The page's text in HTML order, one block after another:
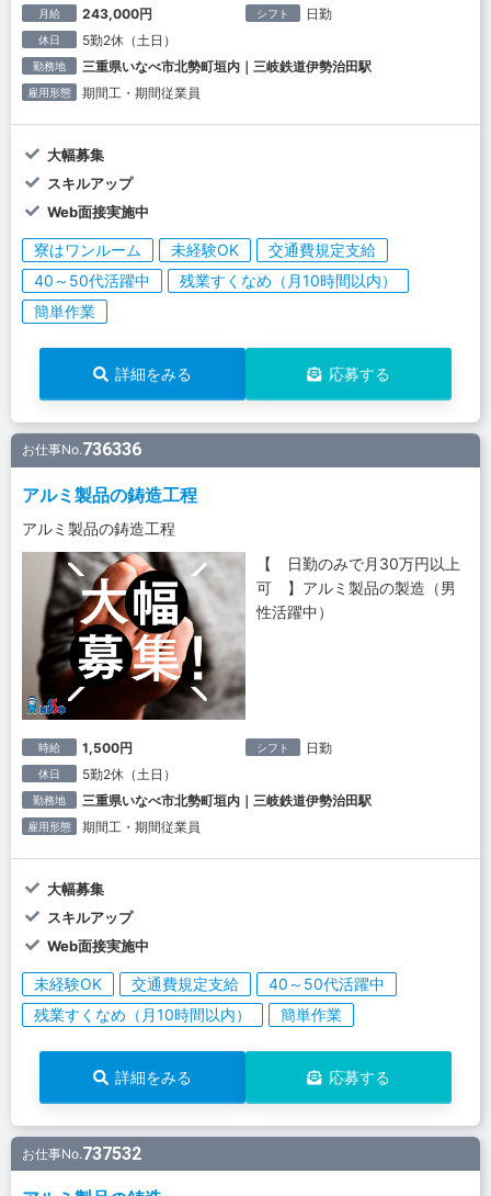
月給 243,000円 シフト 日勤
休日 5勤2休（土日）
勤務地 三重県いなべ市北勢町垣内｜三岐鉄道伊勢治田駅
雇用形態 期間工・期間従業員
大幅募集
スキルアップ
Web面接実施中
寮はワンルーム 未経験OK
交通費規定支給
40～50代活躍中
残業すくなめ（月10時間以内）
簡単作業
詳細をみる 応募する
お仕事No.736336
アルミ製品の鋳造工程
アルミ製品の鋳造工程
【 日勤のみで月30万円以上
可 】アルミ製品の製造（男
性活躍中）
時給 1,500円 シフト 日勤
休日 5勤2休（土日）
勤務地 三重県いなべ市北勢町垣内｜三岐鉄道伊勢治田駅
雇用形態 期間工・期間従業員
大幅募集
スキルアップ
Web面接実施中
未経験OK 交通費規定支給
40～50代活躍中
残業すくなめ（月10時間以内）
簡単作業
詳細をみる 応募する
お仕事No.737532